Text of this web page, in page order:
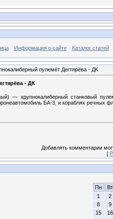
Информация о сайте Каталог статей
пулемёт Дегтярёва - ДК
- ДК
— крупнокалиберный станковый
БА-3, и кораблях речных
Добавлять комментарии
[
Пн
Вт
1
2
8
9
15
16